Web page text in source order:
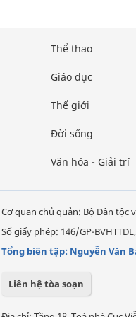
Thể thao
Giáo dục
Thế giới
Đời sống
Văn hóa - Giải trí
Cơ quan chủ quản: Bộ Dân tộc
Số giấy phép: 146/GP-
Tổng biên tập: Nguyễn Văn
Liên hệ tòa soạn